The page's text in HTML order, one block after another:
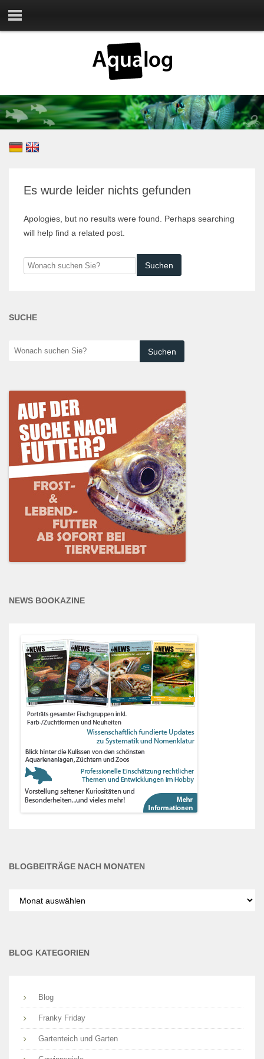
Es wurde leider nichts gefunden
Apologies, but no results were found. Perhaps searching
will help find a related post.
Wonach
suchen
SUCHE
Wonach
NEWS BOOKAZINE
BLOGBEITRÄGE NACH MONATEN
nach
BLOG KATEGORIEN
Blog
Franky Friday
Gartenteich und Garten